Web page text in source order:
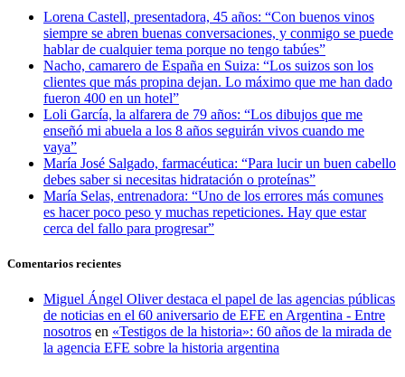
Lorena Castell, presentadora, 45 años: “Con buenos vinos
siempre se abren buenas conversaciones, y conmigo se puede
hablar de cualquier tema porque no tengo tabúes”
Nacho, camarero de España en Suiza: “Los suizos son los
clientes que más propina dejan. Lo máximo que me han dado
fueron 400 en un hotel”
Loli García, la alfarera de 79 años: “Los dibujos que me
enseñó mi abuela a los 8 años seguirán vivos cuando me
vaya”
María José Salgado, farmacéutica: “Para lucir un buen cabello
debes saber si necesitas hidratación o proteínas”
María Selas, entrenadora: “Uno de los errores más comunes
es hacer poco peso y muchas repeticiones. Hay que estar
cerca del fallo para progresar”
Comentarios recientes
Miguel Ángel Oliver destaca el papel de las agencias públicas
de noticias en el 60 aniversario de EFE en Argentina - Entre
nosotros en «Testigos de la historia»: 60 años de la mirada de
la agencia EFE sobre la historia argentina